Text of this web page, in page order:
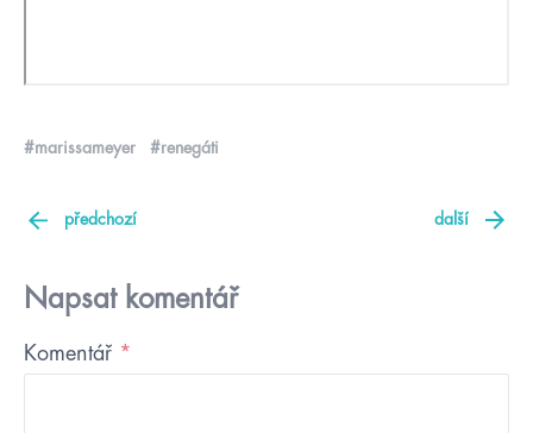
#marissameyer #renegáti
předchozí další
Napsat komentář
Komentář *